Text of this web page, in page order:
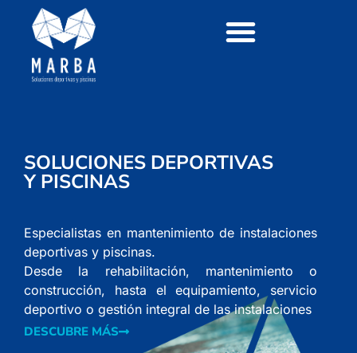
SOLUCIONES DEPORTIVAS
Y PISCINAS
Especialistas en mantenimiento de instalaciones
deportivas y piscinas.
Desde la rehabilitación, mantenimiento o
construcción, hasta el equipamiento, servicio
deportivo o gestión integral de las instalaciones
DESCUBRE MÁS